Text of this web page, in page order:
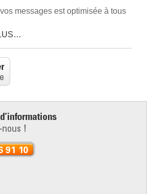
messages est optimisée à tous